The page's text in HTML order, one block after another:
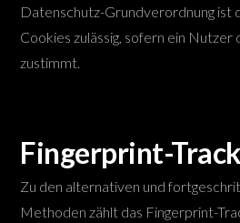
Datenschutz-Grundverordnung ist
Cookies zulässig, sofern ein Nutzer
zustimmt.
Fingerprint-
Zu den alternativen und
Methoden zählt das Fingerprint-